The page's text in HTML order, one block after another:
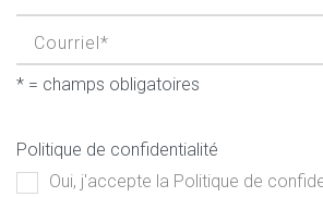
* = champs obligatoires
Politique de confidentialité
Oui, j'accepte la Politique de